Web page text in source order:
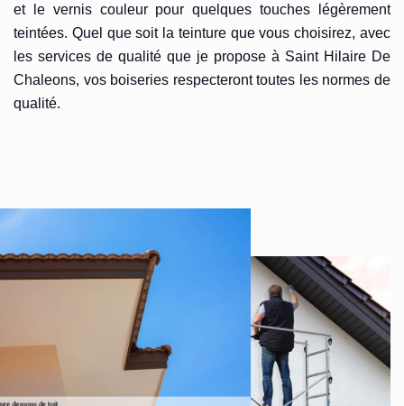
et le vernis couleur pour quelques touches légèrement
teintées. Quel que soit la teinture que vous choisirez, avec
les services de qualité que je propose à Saint Hilaire De
Chaleons, vos boiseries respecteront toutes les normes de
qualité.